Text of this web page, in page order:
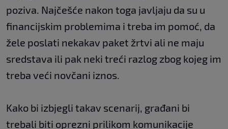
poziva. Najčešće nakon toga javljaju da su u
financijskim problemima i treba im pomoć, da
žele poslati nekakav paket žrtvi ali ne maju
sredstava ili pak neki treći razlog zbog kojeg im
treba veći novčani iznos.
Kako bi izbjegli takav scenarij, građani bi
trebali biti oprezni prilikom komunikacije